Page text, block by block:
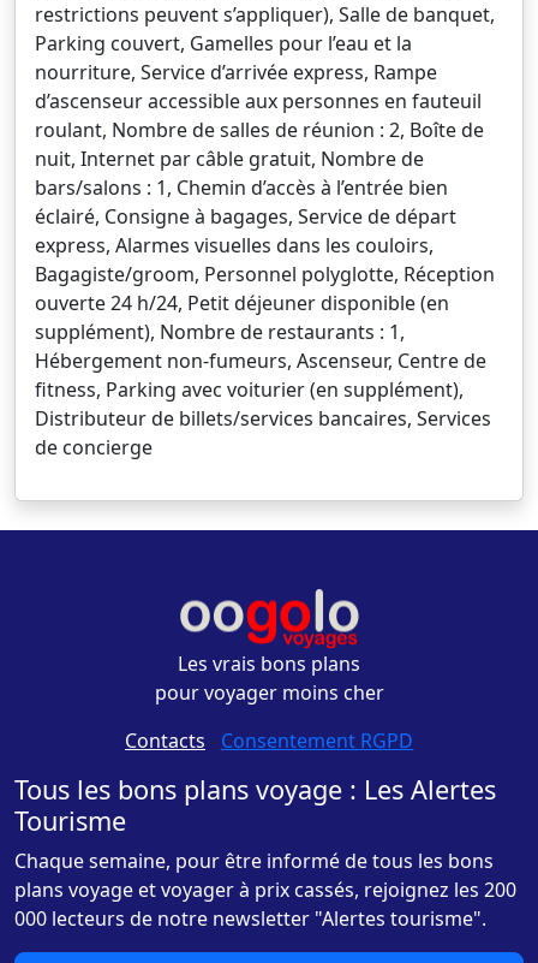
restrictions peuvent s’appliquer), Salle de banquet,
Parking couvert, Gamelles pour l’eau et la
nourriture, Service d’arrivée express, Rampe
d’ascenseur accessible aux personnes en fauteuil
roulant, Nombre de salles de réunion : 2, Boîte de
nuit, Internet par câble gratuit, Nombre de
bars/salons : 1, Chemin d’accès à l’entrée bien
éclairé, Consigne à bagages, Service de départ
express, Alarmes visuelles dans les couloirs,
Bagagiste/groom, Personnel polyglotte, Réception
ouverte 24 h/24, Petit déjeuner disponible (en
supplément), Nombre de restaurants : 1,
Hébergement non-fumeurs, Ascenseur, Centre de
fitness, Parking avec voiturier (en supplément),
Distributeur de billets/services bancaires, Services
de concierge
Les vrais bons plans
pour voyager moins cher
Contacts - Consentement RGPD
Tous les bons plans voyage : Les Alertes
Tourisme
Chaque semaine, pour être informé de tous les bons
plans voyage et voyager à prix cassés, rejoignez les 200
000 lecteurs de notre newsletter "Alertes tourisme".